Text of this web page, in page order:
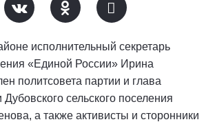
исполнительный секретарь
«Единой России» Ирина
политсовета партии и глава
сельского поселения
а также активисты и сторонники